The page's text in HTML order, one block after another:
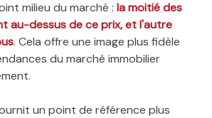
milieu du marché : la moitié des
au-dessus de ce prix, et l'autre
. Cela offre une image plus fidèle
du marché immobilier
un point de référence plus